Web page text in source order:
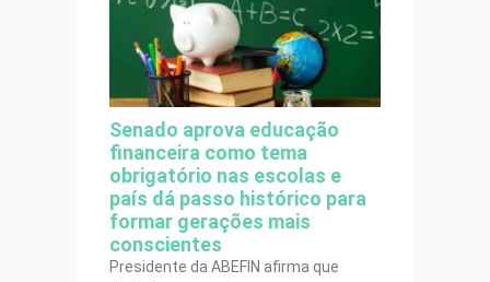
Senado aprova educação
financeira como tema
obrigatório nas escolas e
país dá passo histórico para
formar gerações mais
conscientes
Presidente da ABEFIN afirma que